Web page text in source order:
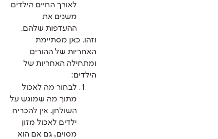
לאורך החיים הילדים
משנים את
ההעדפות שלהם.
וזהו. כאן מסתיימת
האחריות של ההורים
ומתחילה האחריות של
הילדים:
לבחור מה לאכול
מתוך מה שמוגש על
השולחן. אין להכריח
ילדים לאכול מזון
מסוים, גם אם הוא